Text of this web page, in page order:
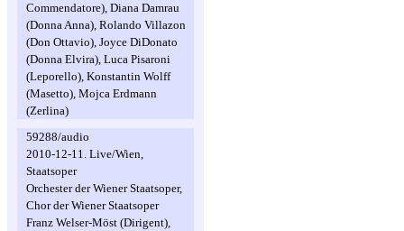
Commendatore), Diana Damrau
(Donna Anna), Rolando Villazon
(Don Ottavio), Joyce DiDonato
(Donna Elvira), Luca Pisaroni
(Leporello), Konstantin Wolff
(Masetto), Mojca Erdmann
(Zerlina)
59288/audio
2010-12-11. Live/Wien,
Staatsoper
Orchester der Wiener Staatsoper,
Chor der Wiener Staatsoper
Franz Welser-Möst (Dirigent),